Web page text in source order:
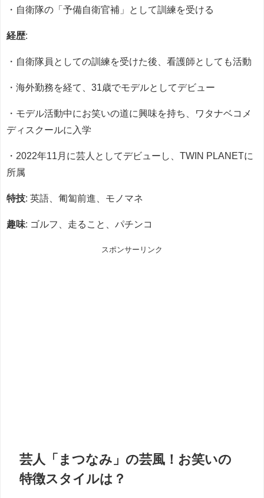
・自衛隊の「予備自衛官補」として訓練を受ける
経歴:
・自衛隊員としての訓練を受けた後、看護師としても活動
・海外勤務を経て、31歳でモデルとしてデビュー
・モデル活動中にお笑いの道に興味を持ち、ワタナベコメ
ディスクールに入学
・2022年11月に芸人としてデビューし、TWIN PLANETに
所属
特技: 英語、匍匐前進、モノマネ
趣味: ゴルフ、走ること、パチンコ
スポンサーリンク
芸人「まつなみ」の芸風！お笑いの
特徴スタイルは？